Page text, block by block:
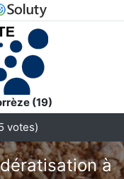
(19)
votes)
à